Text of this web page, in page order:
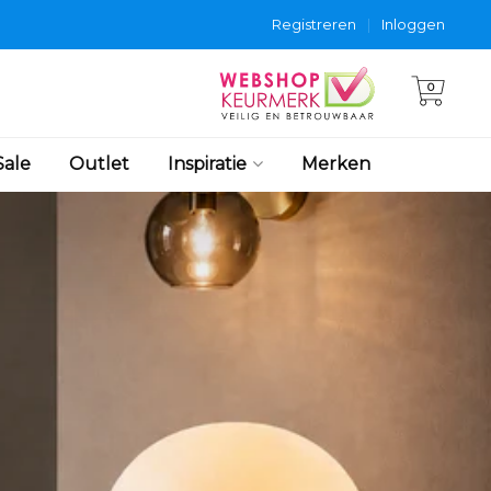
Inloggen
|
Registreren
0
Outlet Inspiratie Merken